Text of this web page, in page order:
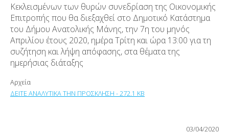
Κεκλεισμένων των θυρών συνεδρίαση της Οικονομικής
Επιτροπής που θα διεξαχθεί στο Δημοτικό Κατάστημα
του Δήμου Ανατολικής Μάνης, την 7η του μηνός
Απριλίου έτους 2020, ημέρα Τρίτη και ώρα 13:00 για τη
συζήτηση και λήψη απόφασης, στα θέματα της
ημερήσιας διάταξης
Αρχεία
ΔΕΙΤΕ ΑΝΑΛΥΤΙΚΑ ΤΗΝ ΠΡΟΣΚΛΗΣΗ - 272.1 KB
03/04/2020